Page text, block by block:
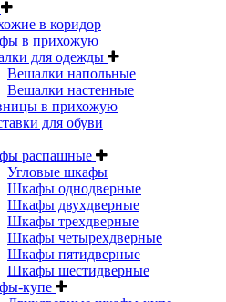
в коридор
в прихожую
для одежды
Вешалки напольные
Вешалки настенные
в прихожую
для обуви
распашные
Угловые шкафы
Шкафы однодверные
Шкафы двухдверные
Шкафы трехдверные
Шкафы четырехдверные
Шкафы пятидверные
Шкафы шестидверные
купе